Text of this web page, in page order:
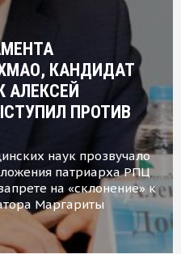
КАНДИДАТ
АЛЕКСЕЙ
ПРОТИВ
наук прозвучало
патриарха РПЦ
на «склонение» к
Маргариты